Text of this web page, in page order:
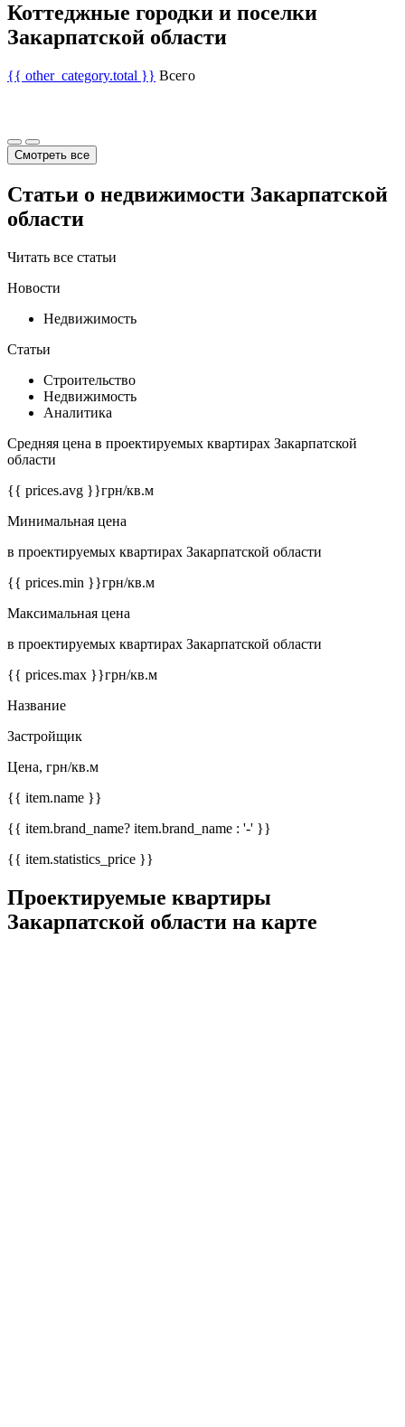
Коттеджные городки и поселки
Закарпатской области
{{ other_category.total }} Всего
Смотреть все
Статьи о недвижимости Закарпатской
области
Читать все статьи
Новости
Недвижимость
Статьи
Строительство
Недвижимость
Аналитика
Средняя цена в проектируемых квартирах Закарпатской
области
{{ prices.avg }}грн/кв.м
Минимальная цена
в проектируемых квартирах Закарпатской области
{{ prices.min }}грн/кв.м
Максимальная цена
в проектируемых квартирах Закарпатской области
{{ prices.max }}грн/кв.м
Название
Застройщик
Цена, грн/кв.м
{{ item.name }}
{{ item.brand_name? item.brand_name : '-' }}
{{ item.statistics_price }}
Проектируемые квартиры
Закарпатской области на карте